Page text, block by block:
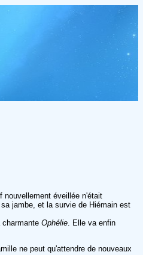
nouvellement éveillée n'était
jambe, et la survie de Hiémain est
Ophélie . Elle va enfin
ne peut qu'attendre de nouveaux